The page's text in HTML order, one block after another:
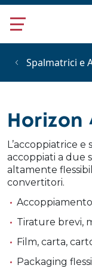
Salta al contenuto
Spalmatrici e
Horizon
L’accoppiatrice
accoppiati a due
altamente
convertitori.
Tirature brevi,
Film, carta,
Packaging